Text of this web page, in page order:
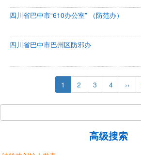
四川省巴中市“610办公室” （防范办）
四川省巴中市巴州区防邪办
Current
page
1 Page
2 Page
3 Page
4
Next
page
››
高级搜索